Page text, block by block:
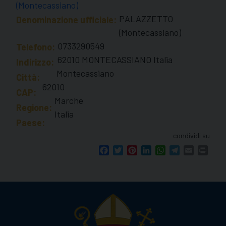
(Montecassiano)
Denominazione ufficiale: PALAZZETTO
(Montecassiano)
Telefono: 0733290549
Indirizzo: 62010 MONTECASSIANO Italia
Città:
Montecassiano
CAP:
62010
Regione:
Marche
Paese:
Italia
condividi su
FacebookTwitterPinterestLinkedInWhatsApp